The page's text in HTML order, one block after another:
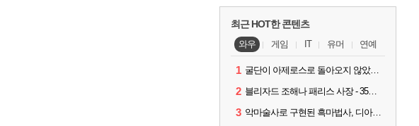
최근 HOT한 콘텐츠
와우 게임 IT 유머 연예
1 굴단이 아제로스로 돌아오지 않았다면? 와우 클래식+ 주목
2 블리자드 조해나 패리스 사장 - 35년 역사, 그리고 비전
3 악마술사로 구현된 흑마법사, 디아4 x 와우 콜라보 살펴보기